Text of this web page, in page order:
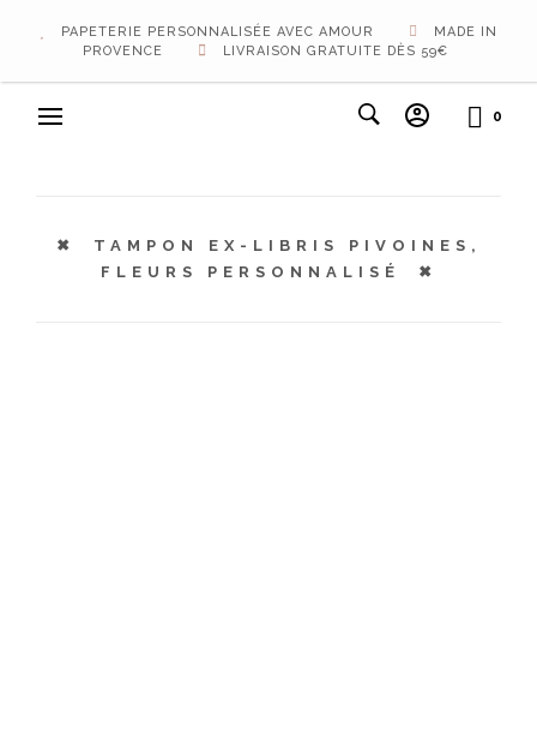
PAPETERIE PERSONNALISÉE AVEC AMOUR
MADE IN
PROVENCE
LIVRAISON GRATUITE DÈS 59€
0
TAMPON EX-LIBRIS PIVOINES,
FLEURS PERSONNALISÉ